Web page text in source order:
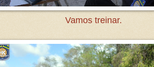
Vamos treinar.